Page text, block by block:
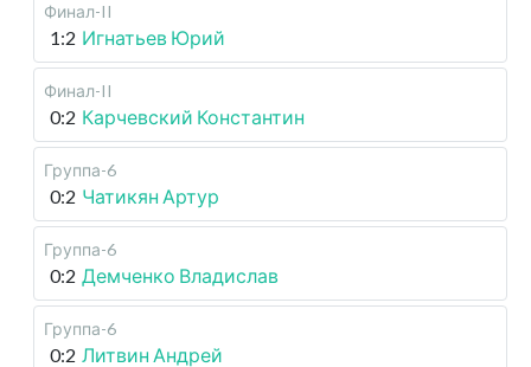
Финал-II
1:2 Игнатьев Юрий
Финал-II
0:2 Карчевский Константин
Группа-6
0:2 Чатикян Артур
Группа-6
0:2 Демченко Владислав
Группа-6
0:2 Литвин Андрей